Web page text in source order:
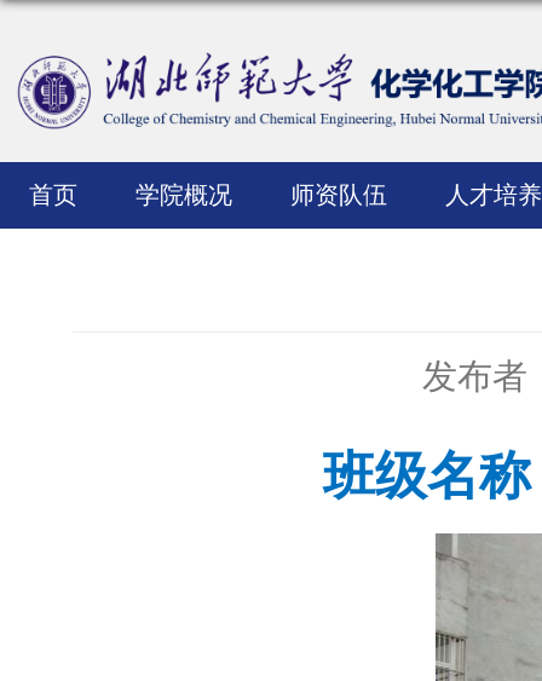
首页 学院概况 师资队伍 人才培养
发布者
班级名